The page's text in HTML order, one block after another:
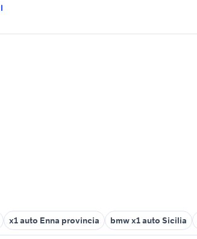
x1 auto Enna provincia bmw x1 auto Sicilia